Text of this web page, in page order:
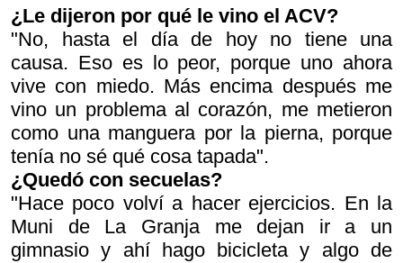
¿Le dijeron por qué le vino el ACV?
"No, hasta el día de hoy no tiene una
causa. Eso es lo peor, porque uno ahora
vive con miedo. Más encima después me
vino un problema al corazón, me metieron
como una manguera por la pierna, porque
tenía no sé qué cosa tapada".
¿Quedó con secuelas?
"Hace poco volví a hacer ejercicios. En la
Muni de La Granja me dejan ir a un
gimnasio y ahí hago bicicleta y algo de